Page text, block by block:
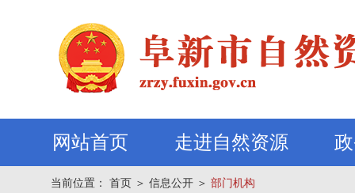
网站首页 走进自然资源
当前位置： 首页 ＞ 信息公开 ＞ 部门机构